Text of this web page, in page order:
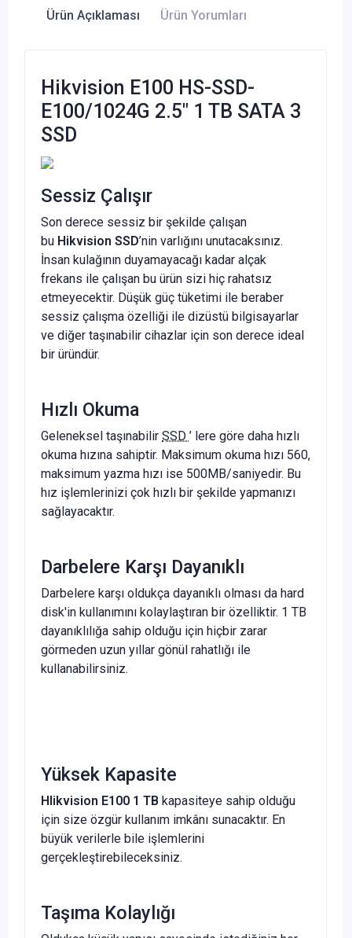
Ürün Açıklaması Ürün Yorumları
Hikvision E100 HS-SSD-
E100/1024G 2.5" 1 TB SATA 3
SSD
Sessiz Çalışır
Son derece sessiz bir şekilde çalışan
bu Hikvision SSD’nin varlığını unutacaksınız.
İnsan kulağının duyamayacağı kadar alçak
frekans ile çalışan bu ürün sizi hiç rahatsız
etmeyecektir. Düşük güç tüketimi ile beraber
sessiz çalışma özelliği ile dizüstü bilgisayarlar
ve diğer taşınabilir cihazlar için son derece ideal
bir üründür.
Hızlı Okuma
Geleneksel taşınabilir SSD ’ lere göre daha hızlı
okuma hızına sahiptir. Maksimum okuma hızı 560,
maksimum yazma hızı ise 500MB/saniyedir. Bu
hız işlemlerinizi çok hızlı bir şekilde yapmanızı
sağlayacaktır.
Darbelere Karşı Dayanıklı
Darbelere karşı oldukça dayanıklı olması da hard
disk'in kullanımını kolaylaştıran bir özelliktir. 1 TB
dayanıklılığa sahip olduğu için hiçbir zarar
görmeden uzun yıllar gönül rahatlığı ile
kullanabilirsiniz.
Yüksek Kapasite
HIikvision E100 1 TB kapasiteye sahip olduğu
için size özgür kullanım imkânı sunacaktır. En
büyük verilerle bile işlemlerini
gerçekleştirebileceksiniz.
Taşıma Kolaylığı